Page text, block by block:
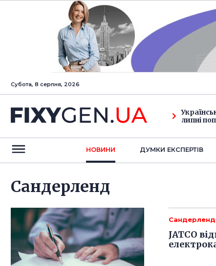
Субота, 8 серпня, 2026
липні
НОВИНИ ДУМКИ ЕКСПЕРТIВ
Сандерленд
Сандерленд
JATCO